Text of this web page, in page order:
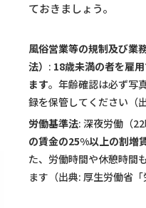
ておきましょう。
風俗営業等の規制及び業
法） : 18歳未満の者を雇
ます。年齢確認は必ず写
録を保管してください（
労働基準法: 深夜労働（
の賃金の25%以上の割増
た、労働時間や休憩時間
ます（出典: 厚生労働省「